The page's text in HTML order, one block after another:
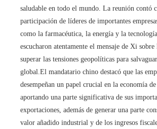
saludable en todo el mundo. La reunión contó
participación de líderes de importantes
como la farmacéutica, la energía y la
escucharon atentamente el mensaje de Xi sobre
superar las tensiones geopolíticas para
global.El mandatario chino destacó que las
desempeñan un papel crucial en la economía
aportando una parte significativa de sus
exportaciones, además de generar una parte
valor añadido industrial y de los ingresos